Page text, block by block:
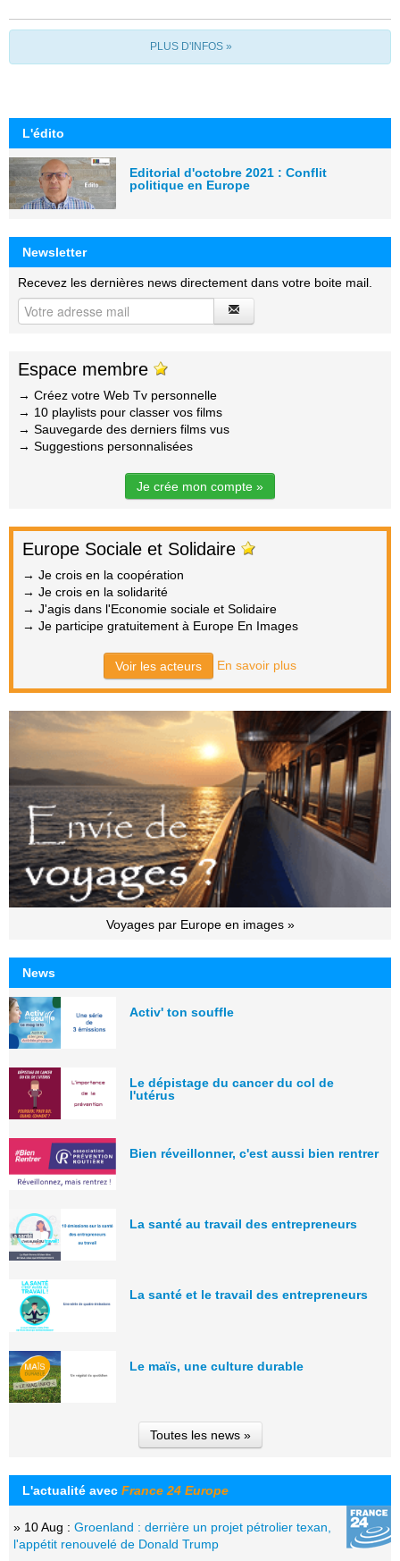
PLUS D'INFOS »
L'édito
Editorial d'octobre 2021 : Conflit
politique en Europe
Newsletter
Recevez les dernières news directement dans votre boite mail.
Espace membre
→ Créez votre Web Tv personnelle
→ 10 playlists pour classer vos films
→ Sauvegarde des derniers films vus
→ Suggestions personnalisées
Je crée mon compte »
Europe Sociale et Solidaire
→ Je crois en la coopération
→ Je crois en la solidarité
→ J'agis dans l'Economie sociale et Solidaire
→ Je participe gratuitement à Europe En Images
Voir les acteurs En savoir plus
Voyages par Europe en images »
News
Activ' ton souffle
Le dépistage du cancer du col de
l'utérus
Bien réveillonner, c'est aussi bien rentrer
La santé au travail des entrepreneurs
La santé et le travail des entrepreneurs
Le maïs, une culture durable
Toutes les news »
L'actualité avec France 24 Europe
» 10 Aug : Groenland : derrière un projet pétrolier texan,
l'appétit renouvelé de Donald Trump